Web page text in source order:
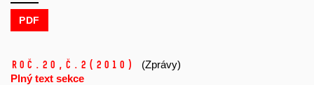
PDF
Roč.20, č.2 (2010)
(Zprávy)
Plný text sekce